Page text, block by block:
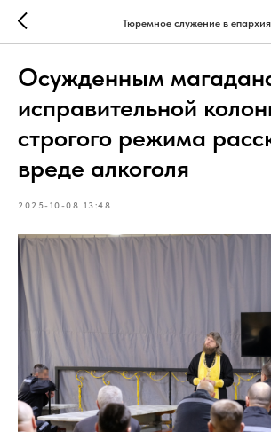
Тюремное служение в
Осужденным
исправительной
строгого режима
вреде алкоголя
2025-10-08 13:48